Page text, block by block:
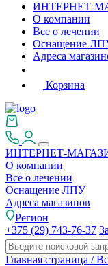
ИНТЕРНЕТ-
О компании
Все о лечении
Оснащение
Адреса
Корзина
ИНТЕРНЕТ-
О компании
Все о лечении
Оснащение ЛПУ
Адреса магазинов
Регион
+375 (29) 743-76-37
Главная страница /